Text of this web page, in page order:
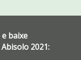
baixe
2021: